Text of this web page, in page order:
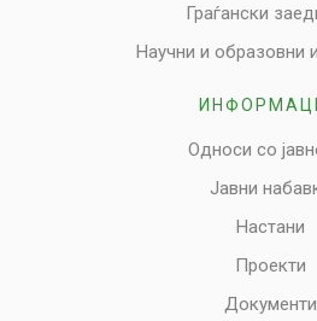
Граѓански
Научни и образовни
Односи со
Јавни
Настани
Проекти
Документи